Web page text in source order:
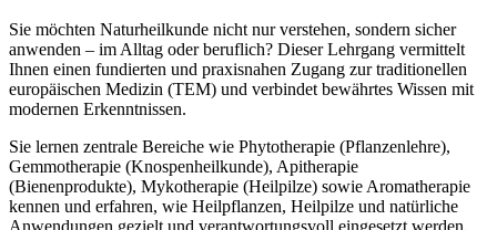
Sie möchten Naturheilkunde nicht nur verstehen, sondern sicher
anwenden – im Alltag oder beruflich? Dieser Lehrgang vermittelt
Ihnen einen fundierten und praxisnahen Zugang zur traditionellen
europäischen Medizin (TEM) und verbindet bewährtes Wissen mit
modernen Erkenntnissen.
Sie lernen zentrale Bereiche wie Phytotherapie (Pflanzenlehre),
Gemmotherapie (Knospenheilkunde), Apitherapie
(Bienenprodukte), Mykotherapie (Heilpilze) sowie Aromatherapie
kennen und erfahren, wie Heilpflanzen, Heilpilze und natürliche